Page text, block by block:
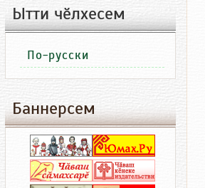
Ытти чӗлхесем
По-русски
Баннерсем